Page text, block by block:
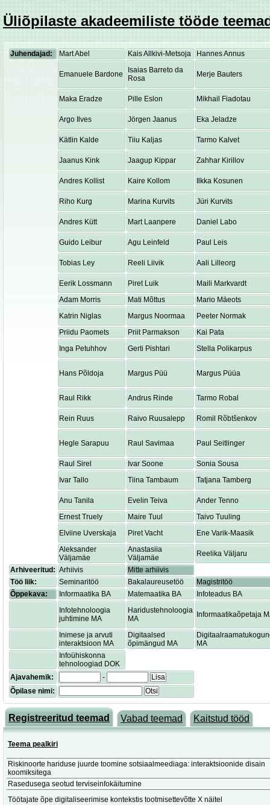
Üliõpilaste akadeemiliste tööde
Juhendajad: Mart Abel Kais Allkivi-Metsoja Hannes Annus
Emanuele Bardone
Isaias Barreto da
Rosa
Merje Bauters
Maka Eradze Pille Eslon Mikhail Fiadotau
Argo Ilves Jörgen Jaanus Eka Jeladze
Kätlin Kalde Tiiu Kaljas Tarmo Kalvet
Jaanus Kink Jaagup Kippar Zahhar Kirillov
Andres Kollist Kaire Kollom Ilkka Kosunen
Riho Kurg Marina Kurvits Jüri Kurvits
Andres Kütt Mart Laanpere Daniel Labo
Guido Leibur Agu Leinfeld Paul Leis
Tobias Ley Reeli Liivik Aali Lilleorg
Eerik Lossmann Piret Luik
Maili Markvardt
Adam Morris
Mati Mõttus
Mario Mäeots
Katrin Niglas
Margus Noormaa
Peeter Normak
Priidu Paomets
Priit Parmakson
Kai Pata
Inga Petuhhov
Gerti Pishtari Stella Polikarpus
Hans Põldoja Margus Püü Margus Püüa
Raul Rikk Andrus Rinde Tarmo Robal
Rein Ruus Raivo Ruusalepp Romil Rõbtšenkov
Hegle Sarapuu Raul Savimaa Paul Seitlinger
Raul Sirel Ivar Soone
Sonia Sousa
Ivar Tallo
Tiina Tambaum Tatjana Tamberg
Anu Tanila Evelin Teiva
Ander Tenno
Ernest Truely
Maire Tuul
Taivo Tuuling
Elviine Uverskaja
Piret Vacht
Ene Varik-Maasik
Aleksander
Väljamäe
Anastasiia
Väljamäe
Reelika Väljaru
Arhiveeritud: Arhiivis
Mitte arhiivis
Töö liik:
Seminaritöö Bakalaureusetöö
Magistritöö
Õppekava:
Informaatika BA Matemaatika BA
Infoteadus BA
Infotehnoloogia
juhtimine MA
Haridustehnoloogia
MA
Informaatikaõpetaja
Inimese ja arvuti
interaktsioon MA
Digitaalsed
õpimängud MA
MA
Infoühiskonna
tehnoloogiad DOK
Ajavahemik:
-
Lisa
Õpilase nimi:
Otsi
Registreeritud teemad Vabad teemad Kaitstud tööd
Teema pealkiri
Riskinoorte hariduse juurde toomine sotsiaalmeediaga: interaktsioonide disain
koomiksitega
Rasedusega seotud terviseinfokäitumine
Töötajate õpe digitaliseerimise kontekstis tootmisettevõtte X näitel